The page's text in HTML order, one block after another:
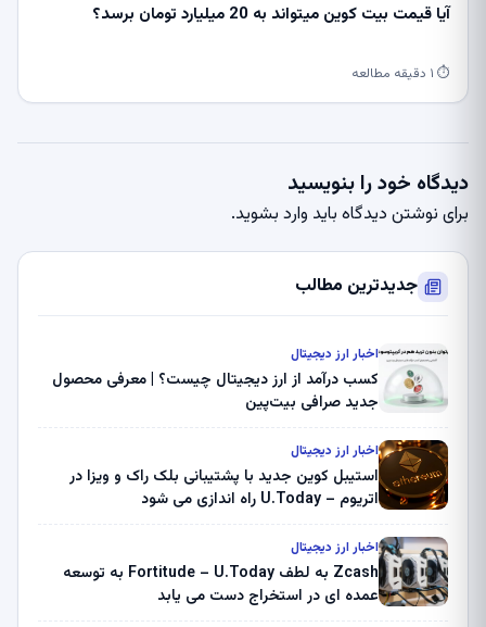
آیا قیمت بیت کوین میتواند به 20 میلیارد تومان برسد؟
⏱ ۱ دقیقه مطالعه
دیدگاه خود را بنویسید
برای نوشتن دیدگاه بایدوارد بشوید.
جدیدترین مطالب
اخبار ارز دیجیتال
کسب درآمد از ارز دیجیتال چیست؟ | معرفی محصول
جدید صرافی بیت‌پین
اخبار ارز دیجیتال
استیبل کوین جدید با پشتیبانی بلک راک و ویزا در
اتریوم – U.Today راه اندازی می شود
اخبار ارز دیجیتال
Zcash به لطف Fortitude – U.Today به توسعه
عمده ای در استخراج دست می یابد